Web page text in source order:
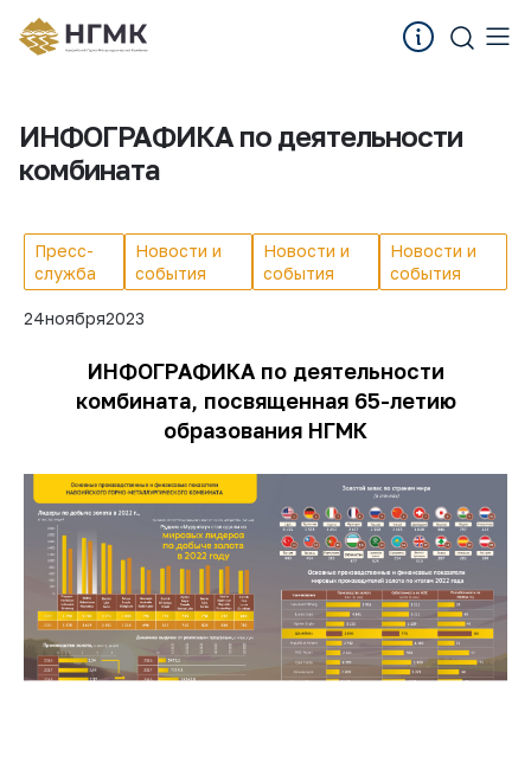
ИНФОГРАФИКА по деятельности
комбината
Пресс-
служба
Новости и
события
Новости и
события
Новости и
события
24ноября2023
ИНФОГРАФИКА по деятельности
комбината, посвященная 65-летию
образования НГМК